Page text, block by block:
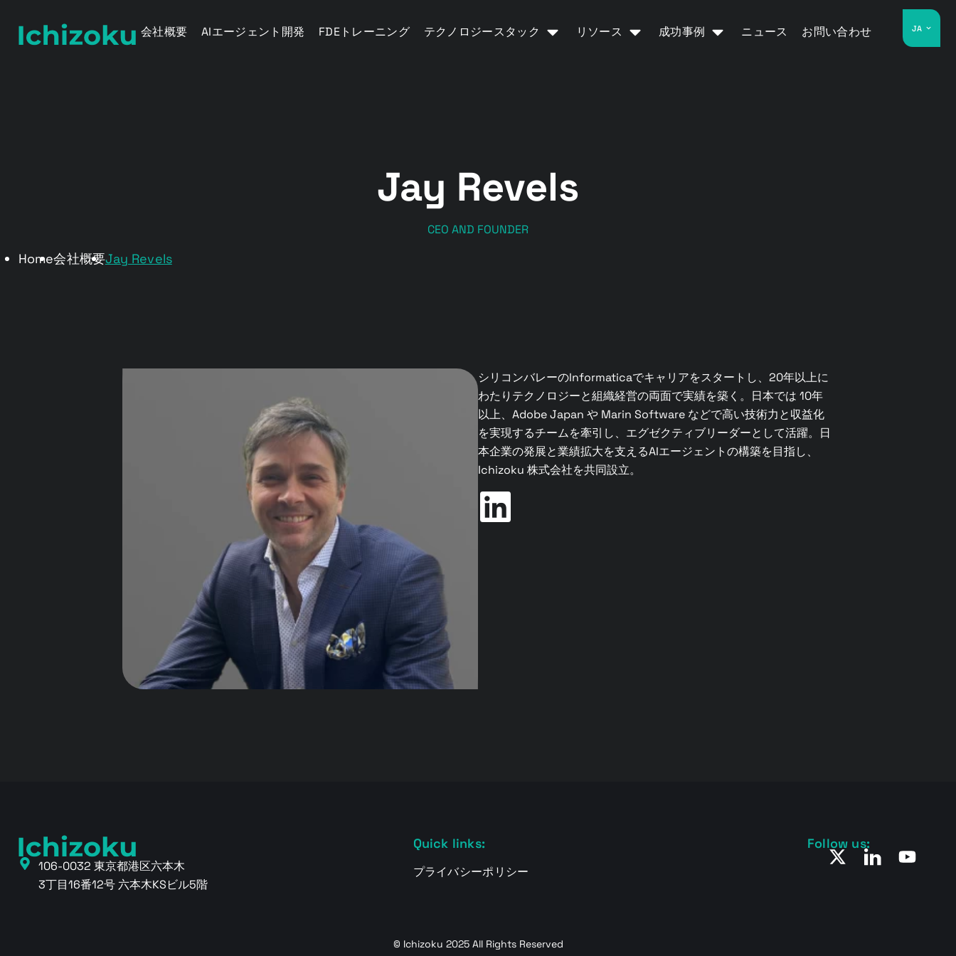
会社概要 AIエージェント開発 FDEトレーニング テクノロジースタック リソース 成功事例 ニュース お問い合わせ JA
Jay Revels
CEO AND FOUNDER
Home会社概要Jay Revels
シリコンバレーのInformaticaでキャリアをスタートし、20年以上に
わたりテクノロジーと組織経営の両面で実績を築く。日本では 10年
以上、Adobe Japan や Marin Software などで高い技術力と収益化
を実現するチームを牽引し、エグゼクティブリーダーとして活躍。日
本企業の発展と業績拡大を支えるAIエージェントの構築を目指し、
Ichizoku 株式会社を共同設立。
106-0032 東京都港区六本木
3丁目16番12号 六本木KSビル5階
Quick links:
プライバシーポリシー
Follow us:
© Ichizoku 2025 All Rights Reserved